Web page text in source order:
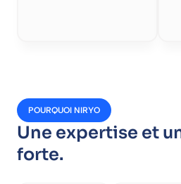
POURQUOI NIRYO
Une expertise et
forte.